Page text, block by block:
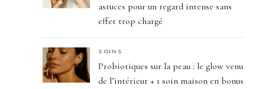
astuces pour un regard intense sans
effet trop chargé
SOINS
Probiotiques sur la peau : le glow venu
de l’intérieur + 1 soin maison en bonus